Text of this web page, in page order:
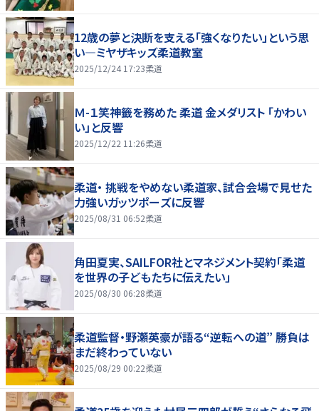
12歳の夢と決断を支える「強くなりたい」という思
い―ミヤザキッズ柔道教室
2025/12/24 17:23柔道
Ｍ-１笑神籤を務めた 柔道 金メダリスト 「かわい
い」と反響
2025/12/22 11:26柔道
柔道・ 挑戦をやめない柔道家、試合会場で見せた
力強いガッツポーズに反響
2025/08/31 06:52柔道
角田夏実、SAILFOR社とマネジメント契約「柔道
を世界の子どもたちに伝えたい」
2025/08/30 06:28柔道
柔道監督・野瀬英豪が語る“逆転への道” 勝負は
まだ終わっていない
2025/08/29 00:22柔道